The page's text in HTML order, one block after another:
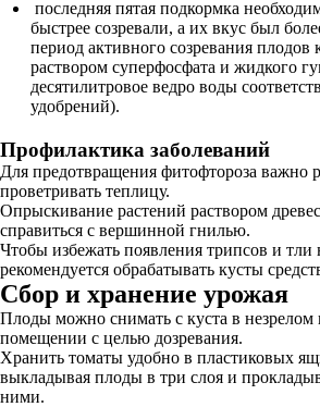
последняя пятая подкормка
быстрее созревали, а их вкус был
период активного созревания
раствором суперфосфата и жидкого
десятилитровое ведро воды
удобрений).
Профилактика заболеваний
Для предотвращения фитофтороза важно
проветривать теплицу.
Опрыскивание растений раствором
справиться с вершинной гнилью.
Чтобы избежать появления трипсов и тли
рекомендуется обрабатывать кусты
Сбор и хранение урожая
Плоды можно снимать с куста в незрелом
помещении с целью дозревания.
Хранить томаты удобно в пластиковых
выкладывая плоды в три слоя и
ними.